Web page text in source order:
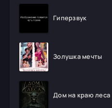
Гиперзвук
Золушка мечты
Дом на краю леса